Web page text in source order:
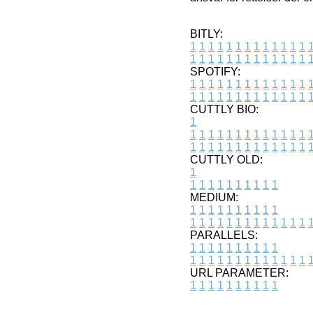
BITLY:
1 1 1 1 1 1 1 1 1 1 1 1 1 1
1 1 1 1 1 1 1 1 1 1 1 1 1 1
SPOTIFY:
1 1 1 1 1 1 1 1 1 1 1 1 1 1
1 1 1 1 1 1 1 1 1 1 1 1 1 1
CUTTLY BIO:
1
1 1 1 1 1 1 1 1 1 1 1 1 1 1
1 1 1 1 1 1 1 1 1 1 1 1 1 1
CUTTLY OLD:
1
1 1 1 1 1 1 1 1 1 1
MEDIUM:
1 1 1 1 1 1 1 1 1 1
1 1 1 1 1 1 1 1 1 1 1 1 1 1
PARALLELS:
1 1 1 1 1 1 1 1 1 1
1 1 1 1 1 1 1 1 1 1 1 1 1 1
URL PARAMETER:
1 1 1 1 1 1 1 1 1 1